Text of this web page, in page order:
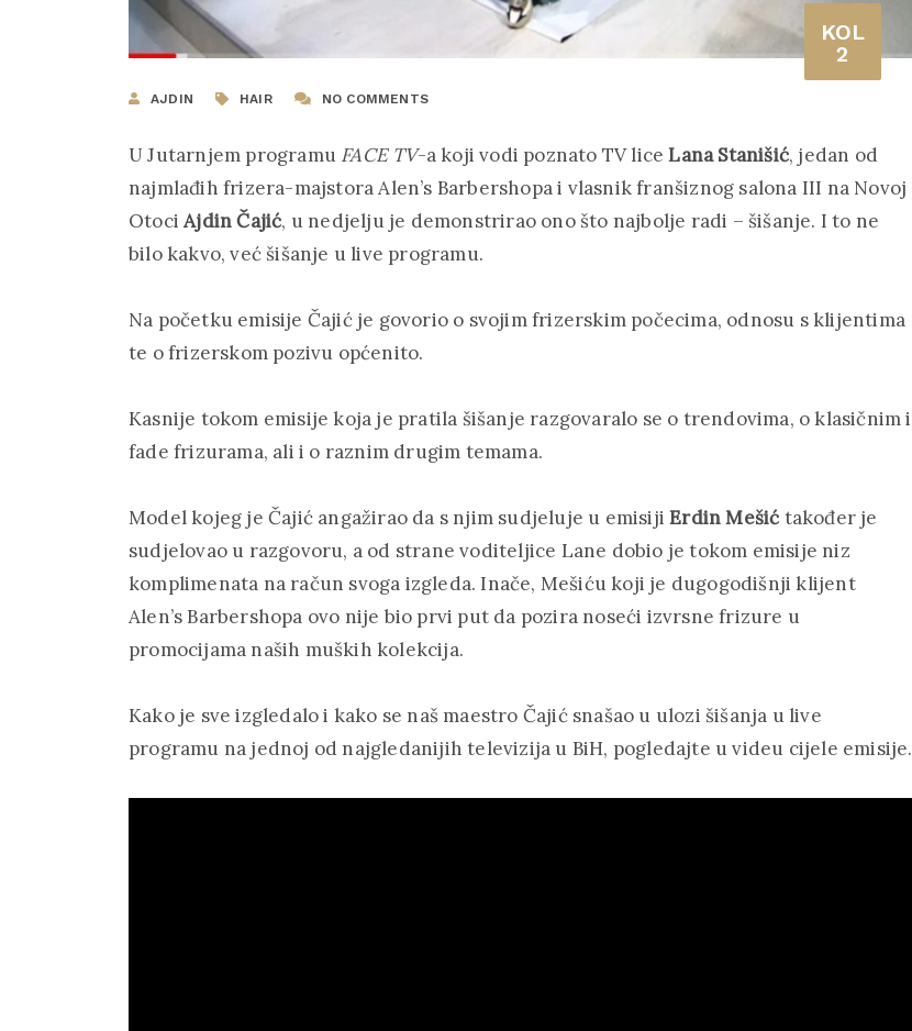
KOL
2
AJDIN HAIR NO COMMENTS
U Jutarnjem programu FACE TV-a koji vodi poznato TV liceLana Stanišić, jedan od
najmlađih frizera-majstora Alen’s Barbershopa i vlasnik franšiznog salona III na Novoj
OtociAjdin Čajić, u nedjelju je demonstrirao ono što najbolje radi – šišanje. I to ne
bilo kakvo, već šišanje u live programu.
Na početku emisije Čajić je govorio o svojim frizerskim počecima, odnosu s klijentima
te o frizerskom pozivu općenito.
Kasnije tokom emisije koja je pratila šišanje razgovaralo se o trendovima, o klasičnim i
fade frizurama, ali i o raznim drugim temama.
Model kojeg je Čajić angažirao da s njim sudjeluje u emisijiErdin Mešić također je
sudjelovao u razgovoru, a od strane voditeljice Lane dobio je tokom emisije niz
komplimenata na račun svoga izgleda. Inače, Mešiću koji je dugogodišnji klijent
Alen’s Barbershopa ovo nije bio prvi put da pozira noseći izvrsne frizure u
promocijama naših muških kolekcija.
Kako je sve izgledalo i kako se naš maestro Čajić snašao u ulozi šišanja u live
programu na jednoj od najgledanijih televizija u BiH, pogledajte u videu cijele emisije.